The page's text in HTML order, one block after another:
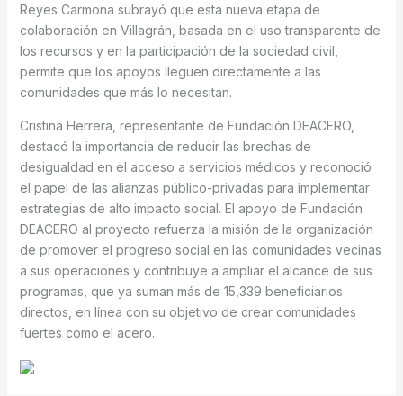
Reyes Carmona subrayó que esta nueva etapa de
colaboración en Villagrán, basada en el uso transparente de
los recursos y en la participación de la sociedad civil,
permite que los apoyos lleguen directamente a las
comunidades que más lo necesitan.
Cristina Herrera, representante de Fundación DEACERO,
destacó la importancia de reducir las brechas de
desigualdad en el acceso a servicios médicos y reconoció
el papel de las alianzas público-privadas para implementar
estrategias de alto impacto social. El apoyo de Fundación
DEACERO al proyecto refuerza la misión de la organización
de promover el progreso social en las comunidades vecinas
a sus operaciones y contribuye a ampliar el alcance de sus
programas, que ya suman más de 15,339 beneficiarios
directos, en línea con su objetivo de crear comunidades
fuertes como el acero.